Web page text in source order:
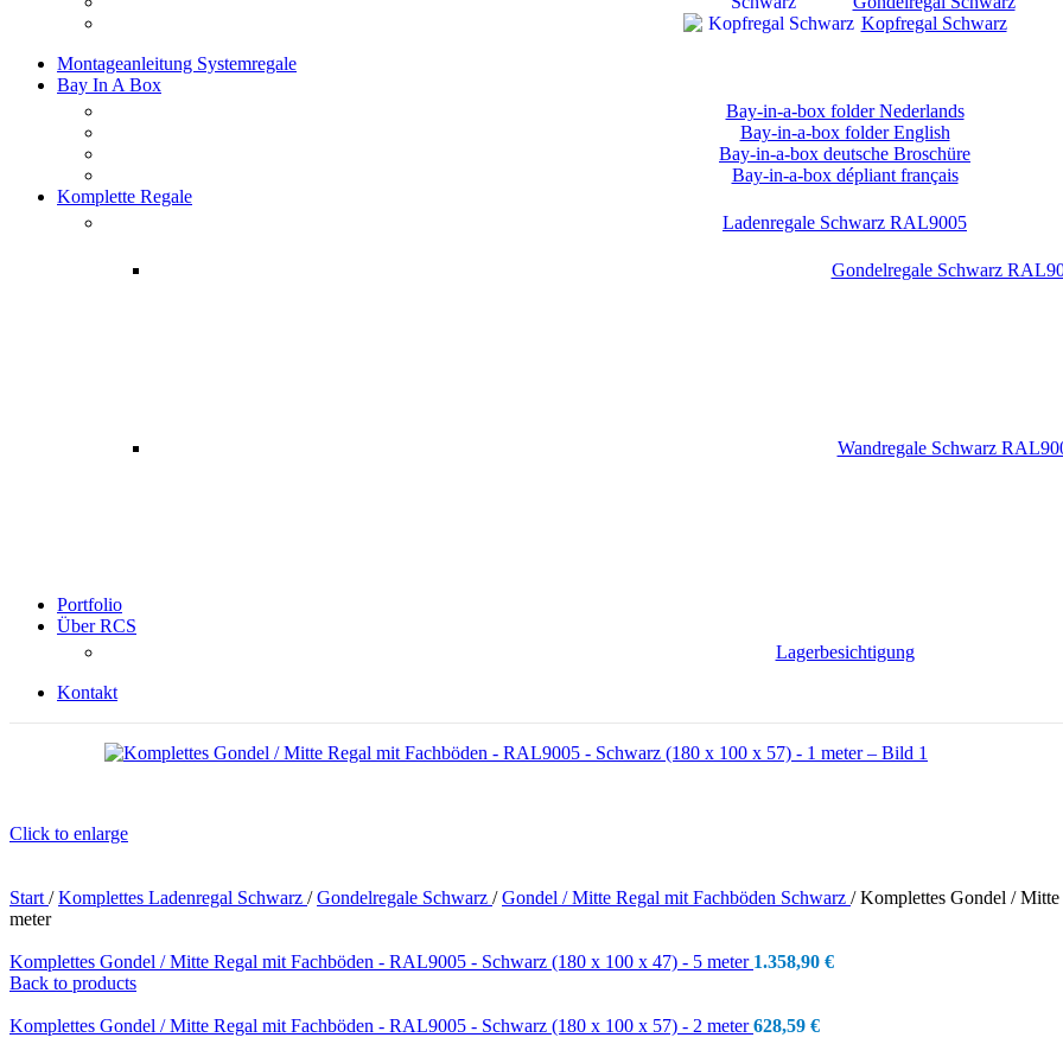
Kopfregal Schwarz
Montageanleitung Systemregale
Bay In A Box
Bay-in-a-box folder Nederlands
Bay-in-a-box folder English
Bay-in-a-box deutsche Broschüre
Bay-in-a-box dépliant français
Komplette Regale
Ladenregale Schwarz RAL9005
Gondelregale Schwarz
Wandregale Schwarz
Portfolio
Über RCS
Lagerbesichtigung
Kontakt
Click to enlarge
Start / Komplettes Ladenregal Schwarz / Gondelregale Schwarz / Gondel / Mitte Regal mit Fachböden Schwarz / Komplettes Gondel /
meter
Komplettes Gondel / Mitte Regal mit Fachböden - RAL9005 - Schwarz (180 x 100 x 47) - 5 meter 1.358,90 €
Back to products
Komplettes Gondel / Mitte Regal mit Fachböden - RAL9005 - Schwarz (180 x 100 x 57) - 2 meter628,59 €